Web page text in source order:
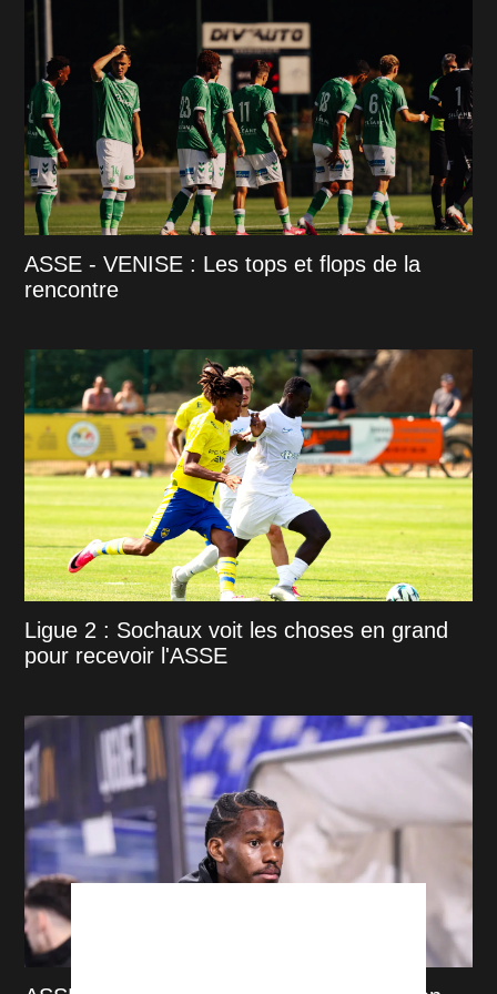
ASSE - VENISE : Les tops et flops de la
rencontre
Ligue 2 : Sochaux voit les choses en grand
pour recevoir l'ASSE